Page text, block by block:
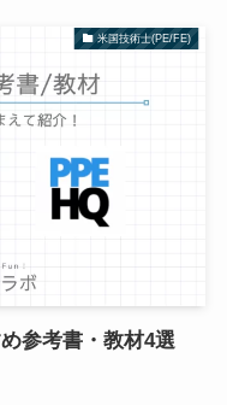
米国技術士(PE/FE)
参考書・教材4選